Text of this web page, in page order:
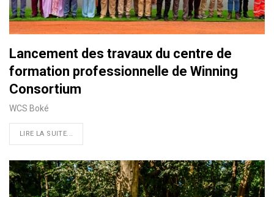
Lancement des travaux du centre de
formation professionnelle de Winning
Consortium
WCS Boké
LIRE LA SUITE...